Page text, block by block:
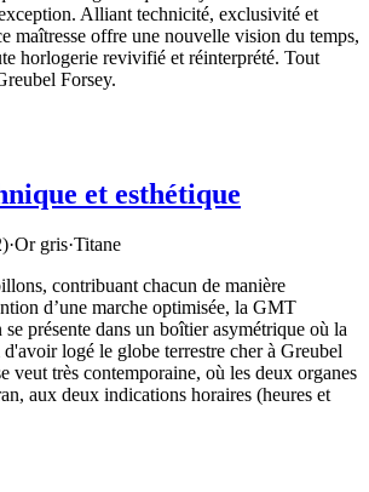
Alliant technicité, exclusivité et
maîtresse offre une nouvelle vision du temps,
horlogerie revivifié et réinterprété. Tout
Forsey.
et esthétique
·Or gris·Titane
contribuant chacun de manière
d’une marche optimisée, la GMT
présente dans un boîtier asymétrique où la
d'avoir logé le globe terrestre cher à Greubel
veut très contemporaine, où les deux organes
aux deux indications horaires (heures et